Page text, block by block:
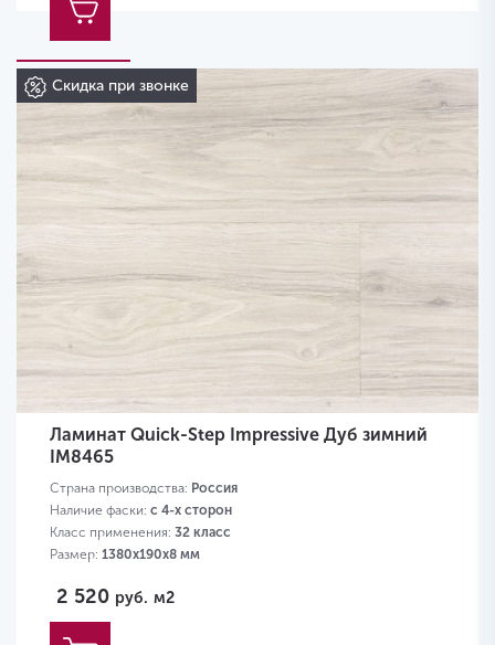
Скидка при звонке
Ламинат Quick-Step Impressive Дуб зимний
IM8465
Страна производства: Россия
Наличие фаски: с 4-х сторон
Класс применения: 32 класс
Размер: 1380х190х8 мм
2 520 руб. м2